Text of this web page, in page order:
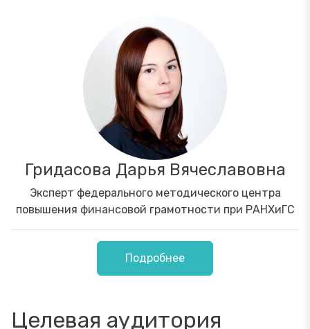
Гридасова Дарья Вячеславовна
Эксперт федерального методического центра
повышения финансовой грамотности при РАНХиГС
Подробнее
Целевая аудитория